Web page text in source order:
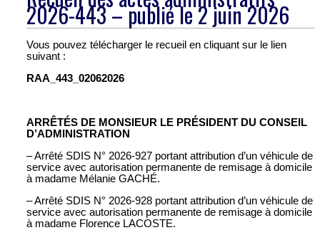
2026-443 – publié le 2 juin 2026
Vous pouvez télécharger le recueil en cliquant sur le lien
suivant :
RAA_443_02062026
ARRÊTÉS DE MONSIEUR LE PRÉSIDENT DU CONSEIL
D’ADMINISTRATION
– Arrêté SDIS N° 2026-927 portant attribution d’un véhicule de
service avec autorisation permanente de remisage à domicile
à madame Mélanie GACHÉ.
– Arrêté SDIS N° 2026-928 portant attribution d’un véhicule de
service avec autorisation permanente de remisage à domicile
à madame Florence LACOSTE.